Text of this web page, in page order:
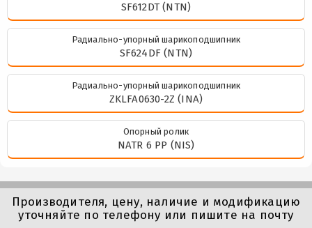
SF612DT (NTN)
Радиально-упорный шарикоподшипник
SF624DF (NTN)
Радиально-упорный шарикоподшипник
ZKLFA0630-2Z (INA)
Опорный ролик
NATR 6 PP (NIS)
Производителя, цену, наличие и модификацию
уточняйте по телефону или пишите на почту